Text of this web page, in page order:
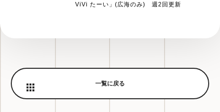
ViVi たーい」(広海のみ) 週2回更新
一覧に戻る